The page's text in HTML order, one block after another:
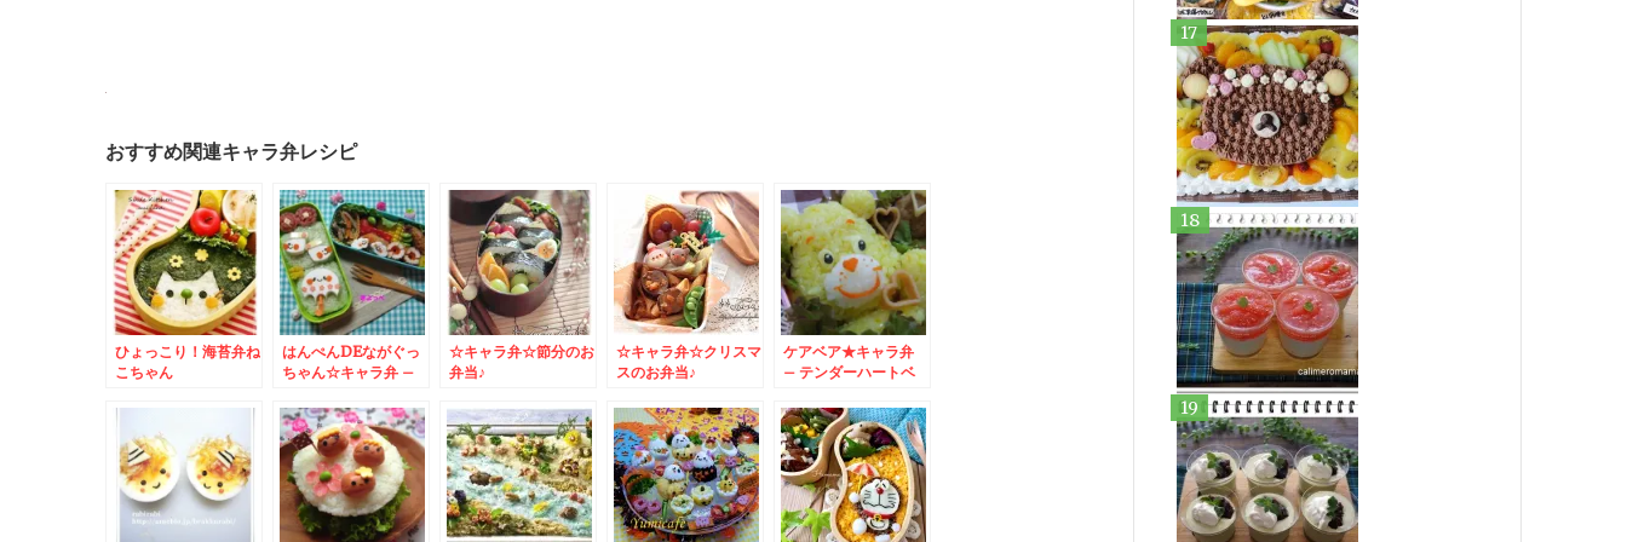
おすすめ関連キャラ弁レシピ
ひょっこり！海苔弁ね
こちゃん
はんぺんDEながぐっ
ちゃん☆キャラ弁 –
なっちゃう可愛い梅雨
弁♪
☆キャラ弁☆節分のお
弁当♪
☆キャラ弁☆クリスマ
スのお弁当♪
ケアベア★キャラ弁
– テンダーハートベ
決め手★